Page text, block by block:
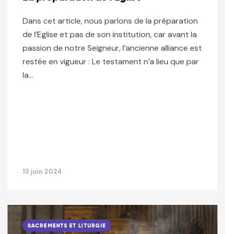
Dans cet article, nous parlons de la préparation
de l’Eglise et pas de son institution, car avant la
passion de notre Seigneur, l’ancienne alliance est
restée en vigueur : Le testament n’a lieu que par
la…
13 juin 2024
SACREMENTS ET LITURGIE